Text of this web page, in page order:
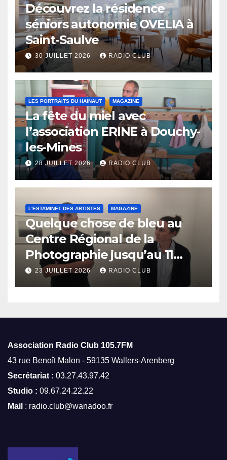
Découvrez la résidence
séniors autonomie OVELIA à
Saint-Saulve
30 JUILLET 2026 RADIO CLUB
LES PORTRAITS DU HAINAUT MAGAZINE
La fête du miel avec
l’association ERINE à Douchy-
les-Mines
28 JUILLET 2026 RADIO CLUB
L'ESTAMINET DES ARTISTES MAGAZINE
Quelque chose de bleu au
Centre Régional de la
Photographie jusqu’au 11
octobre
23 JUILLET 2026 RADIO CLUB
Association Radio Club 105.7FM
43 rue Benoît Malon - 59135 Wallers-Arenberg
Secrétariat : 03.27.43.97.42
Studio : 09.67.24.22.22
Mail : radio.club@wanadoo.fr